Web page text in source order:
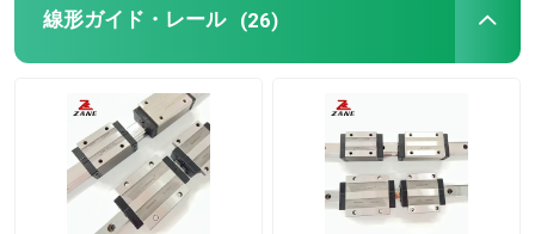
線形ガイド・レール (26)